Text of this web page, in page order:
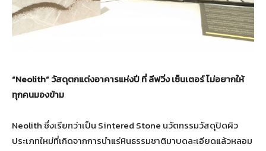
“Neolith” วัสดุตกแต่งอาคารแห่งปี ที่ ลีฟวิ่ง เซ็นเตอร์ ไม่อยากให้
ทุกคนมองข้าม
Neolith ซึ่งเรียกว่าเป็น Sintered Stone นวัตกรรมวัสดุปิดผิว
ประเภทใหม่ที่เกิดจากการนำแร่หินธรรมชาติมาบดละเอียดแล้วหลอม